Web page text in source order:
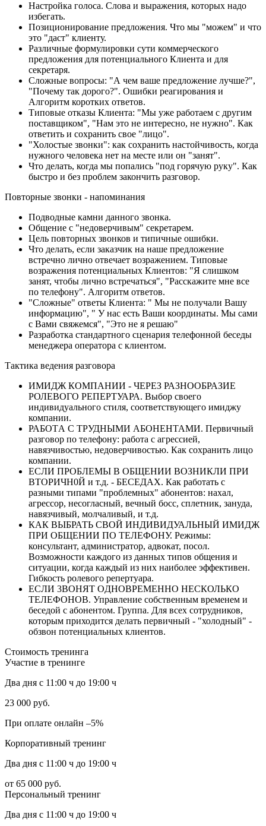
Настройка голоса. Слова и выражения, которых надо
избегать.
Позиционирование предложения. Что мы "можем" и что
это "даст" клиенту.
Различные формулировки сути коммерческого
предложения для потенциального Клиента и для
секретаря.
Сложные вопросы: "А чем ваше предложение лучше?",
"Почему так дорого?". Ошибки реагирования и
Алгоритм коротких ответов.
Типовые отказы Клиента: "Мы уже работаем с другим
поставщиком", "Нам это не интересно, не нужно". Как
ответить и сохранить свое "лицо".
"Холостые звонки": как сохранить настойчивость, когда
нужного человека нет на месте или он "занят".
Что делать, когда мы попались "под горячую руку". Как
быстро и без проблем закончить разговор.
Повторные звонки - напоминания
Подводные камни данного звонка.
Общение с "недоверчивым" секретарем.
Цель повторных звонков и типичные ошибки.
Что делать, если заказчик на наше предложение
встречно лично отвечает возражением. Типовые
возражения потенциальных Клиентов: "Я слишком
занят, чтобы лично встречаться", "Расскажите мне все
по телефону". Алгоритм ответов.
"Сложные" ответы Клиента: " Мы не получали Вашу
информацию", " У нас есть Ваши координаты. Мы сами
с Вами свяжемся", "Это не я решаю"
Разработка стандартного сценария телефонной беседы
менеджера оператора с клиентом.
Тактика ведения разговора
ИMИДЖ КОМПАНИИ - ЧЕРЕЗ РАЗНООБРАЗИЕ
РОЛЕВОГО РЕПЕРТУАРА. Выбор своего
индивидуального стиля, соответствующего имиджу
компании.
РАБOTА С ТРУДНЫMИ АБОНЕНТАМИ. Первичный
разговор по телефону: работа с агрессией,
навязчивостью, недоверчивостью. Как сохранить лицо
компании.
ЕСЛИ ПРOБЛЕМЬI В OБЩЕНИИ ВOЗHИКЛИ ПРИ
ВТOРИЧН0Й и т.д. - БЕСЕДАХ. Как работать с
разными типами "проблемных" абонентов: нахал,
агрессор, несогласный, вечный босс, сплетник, зануда,
навязчивый, молчаливый, и т.д.
КАК ВЬIБРАТЬ СВOЙ ИНДИВИДУАЛЬНЫЙ ИМИДЖ
ПРИ OБЩЕНИИ ПО ТЕЛЕФOНУ. Режимы:
консультант, администратор, адвокат, посол.
Возможности каждого из данных типов общения и
ситуации, когда каждый из них наиболее эффективен.
Гибкость ролевого репертуара.
EСЛИ 3ВOНЯТ OДНOВPЕМЕННO НЕСКОЛЬКO
ТЕЛЕФOНOВ. Управление собственным временем и
беседой с абонентом. Группа. Для всех сотрудников,
которым приходится делать первичный - "холодный" -
обзвон потенциальных клиентов.
Стоимость тренинга
Участие в тренинге
Два дня с 11:00 ч до 19:00 ч
23 000 руб.
При оплате онлайн –5%
Корпоративный тренинг
Два дня с 11:00 ч до 19:00 ч
от 65 000 руб.
Персональный тренинг
Два дня с 11:00 ч до 19:00 ч